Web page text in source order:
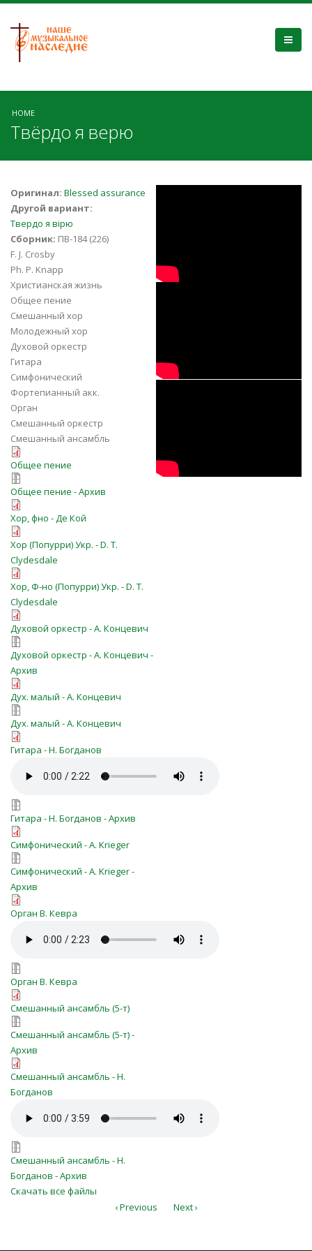
HOME
Твёрдо я верю
Оригинал: Blessed assurance
Другой вариант:
Твердо я вірю
Сборник: ПВ-184 (226)
F. J. Crosby
Ph. P. Knapp
Христианская жизнь
Общее пение
Смешанный хор
Молодежный хор
Духовой оркестр
Гитара
Симфонический
Фортепианный акк.
Орган
Смешанный оркестр
Смешанный ансамбль
tverdo-ya-veryu-(226).pdf
Общее пение
tverdo-ya-veryu-184.zip
Общее пение - Архив
blessed_assurance_arang.pdf
Хор, фно - Де Кой
tverdo-ya-viryu-satb.pdf
Хор (Попурри) Укр. - D. T.
Clydesdale
tverdo-ya-viryu-satb-pno.pdf
Хор, Ф-но (Попурри) Укр. - D. T.
Clydesdale
tverdo-ya-veryu-duh.pdf
Духовой оркестр - А. Концевич
tverdo-ya-veryu-duh.zip
Духовой оркестр - А. Концевич -
Архив
tverdo-ya-veryu-duh-a.pdf
Дух. малый - А. Концевич
tverdo-ya-veryu-duh-a.zip
Дух. малый - А. Концевич
tverdo_ya_veryu_(226).pdf
Гитара - Н. Богданов
tverdo_ya_veryu_(226).mp3
tverdo_ya_veryu_(226).7z
Гитара - Н. Богданов - Архив
tvërdo_ya_veryu_simfo.pdf
Симфонический - A. Krieger
tvërdo_ya_veryu_simfo.7z
Симфонический - A. Krieger -
Архив
Орган В. Кевра
tverdo_ya_veryu(organ).mp3
tverdo_ya_veryu(organ).7z
Орган В. Кевра
tverdo-ya-veryu-ans.pdf
Смешанный ансамбль (5-т)
tverdo-ya-veryu-ans.zip
Смешанный ансамбль (5-т) -
Архив
Смешанный ансамбль - Н.
Богданов
№226_Tverdo_ya_veryu.mp3
№226_Tverdo_ya_veryu.7z
Смешанный ансамбль - Н.
Богданов - Архив
Скачать все файлы
Assurance
‹ Previous Next ›